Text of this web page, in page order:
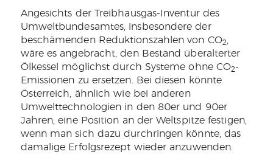
Angesichts der Treibhausgas-Inventur des
Umweltbundesamtes, insbesondere der
beschämenden Reduktionszahlen von CO2
wäre es angebracht, den Bestand überalterter
Ölkessel möglichst durch Systeme ohne CO2-
Emissionen zu ersetzen. Bei diesen könnte
Österreich, ähnlich wie bei anderen
Umwelttechnologien in den 80er und 90er
Jahren, eine Position an der Weltspitze festigen,
wenn man sich dazu durchringen könnte, das
damalige Erfolgsrezept wieder anzuwenden.